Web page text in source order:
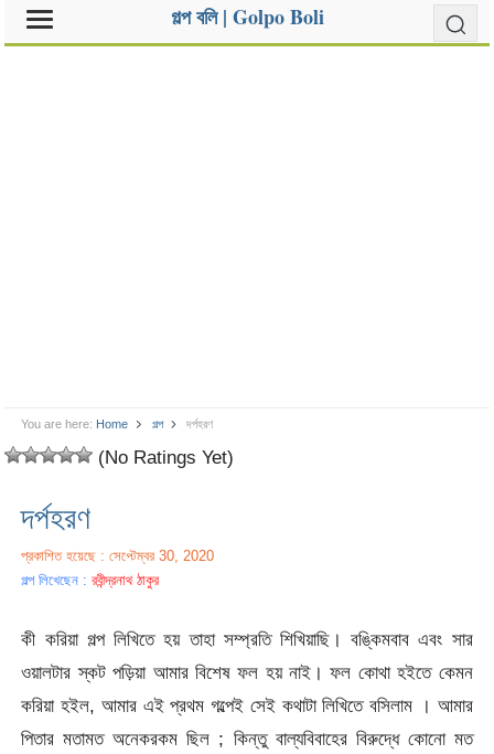
গল্প বলি | Golpo Boli
You are here: Home গল্প দর্পহরণ
(No Ratings Yet)
দর্পহরণ
প্রকাশিত হয়েছে : সেপ্টেম্বর 30, 2020
গল্প লিখেছেন :রবীন্দ্রনাথ ঠাকুর
কী করিয়া গল্প লিখিতে হয় তাহা সম্প্রতি শিখিয়াছি। বঙ্কিমবাব এবং সার
ওয়ালটার স্কট পড়িয়া আমার বিশেষ ফল হয় নাই। ফল কোথা হইতে কেমন
করিয়া হইল, আমার এই প্রথম গল্পেই সেই কথাটা লিখিতে বসিলাম । আমার
পিতার মতামত অনেকরকম ছিল ; কিন্তু বাল্যবিবাহের বিরুদ্ধে কোনো মত